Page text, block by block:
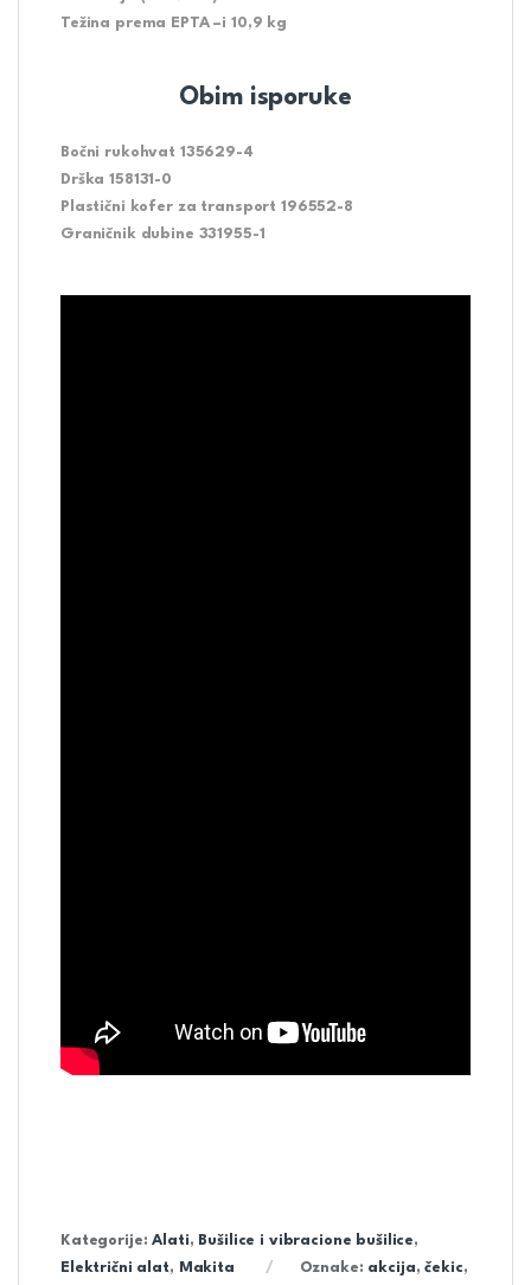
Težina prema EPTA –i 10,9 kg
Obim isporuke
Bočni rukohvat 135629-4
Drška 158131-0
Plastični kofer za transport 196552-8
Graničnik dubine 331955-1
Kategorije:Alati, Bušilice i vibracione bušilice,
Električni alat, Makita Oznake: akcija,čekic,